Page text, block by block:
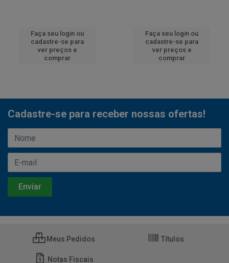
Faça seu login ou
cadastre-se para
ver preços e
comprar
Faça seu login ou
cadastre-se para
ver preços e
comprar
Cadastre-se para receber nossas ofertas!
Meus Pedidos Títulos
Notas Fiscais